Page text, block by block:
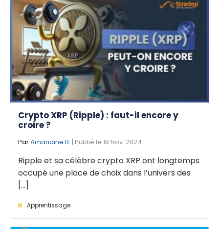
Crypto XRP (Ripple) : faut-il encore y
croire ?
ParAmandine B. | Publié le 18 Nov. 2024
Ripple et sa célèbre crypto XRP ont longtemps
occupé une place de choix dans l’univers des
[...]
Apprentissage